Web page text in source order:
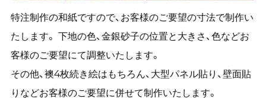
特注制作の和紙ですので、お客様のご要望の寸法で制作い
たします。 下地の色、金銀砂子の位置と大きさ、色などお
客様のご要望にて調整いたします。
その他、襖4枚続き絵はもちろん、大型パネル貼り、壁面貼
りなどお客様のご要望に併せて制作いたします。